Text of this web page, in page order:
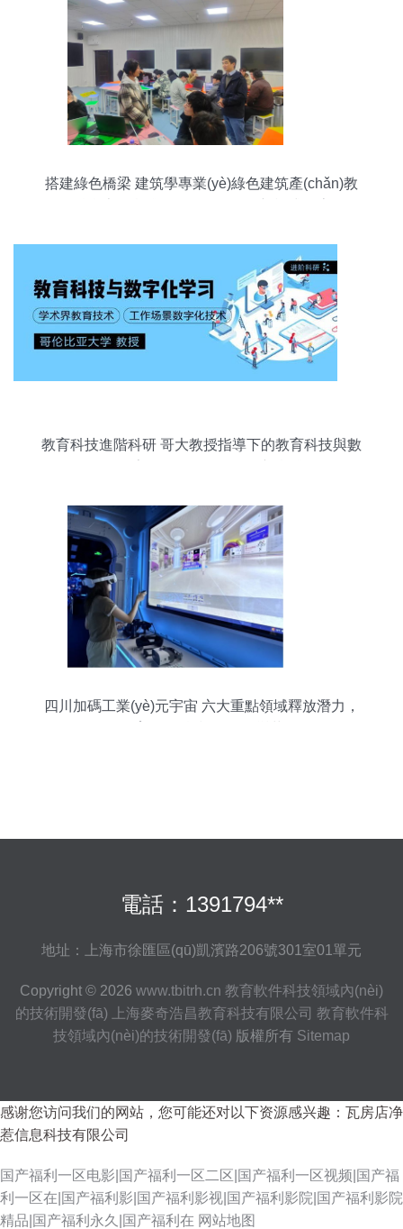
搭建綠色橋梁 建筑學專業(yè)綠色建筑產(chǎn)教
教育科技進階科研 哥大教授指導下的教育科技與數
四川加碼工業(yè)元宇宙 六大重點領域釋放潛力，
電話：1391794**
地址：上海市徐匯區(qū)凱濱路206號301室01單元
Copyright © 2026 www.tbitrh.cn 教育軟件科技領域內(nèi)
的技術開發(fā)
上海麥奇浩昌教育科技有限公司 教育軟件科
技領域內(nèi)的技術開發(fā) 版權所有 Sitemap
感谢您访问我们的网站，您可能还对以下资源感兴趣：瓦房店净
惹信息科技有限公司
国产福利一区电影|国产福利一区二区|国产福利一区视频|国产福
利一区在|国产福利影|国产福利影视|国产福利影院|国产福利影院
精品|国产福利永久|国产福利在 网站地图